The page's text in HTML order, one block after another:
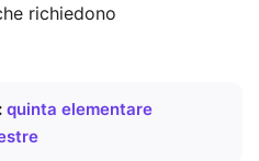
richiedono
quinta elementare